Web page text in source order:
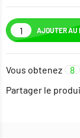
AJOUTER AU
Vous obtenez 8
Partager le